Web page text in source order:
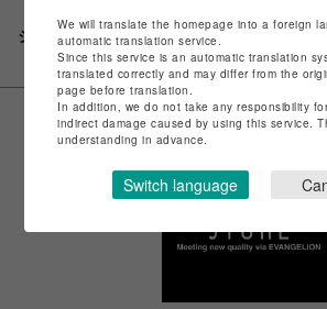
シェアする
We will translate the homepage into a foreign
automatic translation service.
Since this service is an automatic translation
translated correctly and may differ from the
page before translation.
In addition, we do not take any responsibility
indirect damage caused by using this service.
understanding in advance.
Switch language